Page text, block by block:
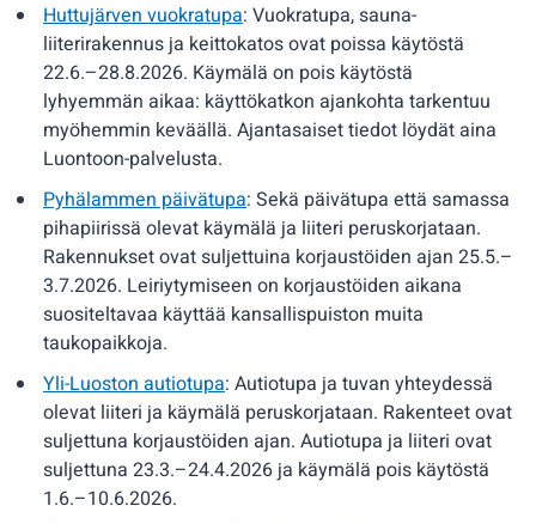
Huttujärven vuokratupa: Vuokratupa, sauna-
liiterirakennus ja keittokatos ovat poissa käytöstä
22.6.–28.8.2026. Käymälä on pois käytöstä
lyhyemmän aikaa: käyttökatkon ajankohta tarkentuu
myöhemmin keväällä. Ajantasaiset tiedot löydät aina
Luontoon-palvelusta.
Pyhälammen päivätupa: Sekä päivätupa että samassa
pihapiirissä olevat käymälä ja liiteri peruskorjataan.
Rakennukset ovat suljettuina korjaustöiden ajan 25.5.–
3.7.2026. Leiriytymiseen on korjaustöiden aikana
suositeltavaa käyttää kansallispuiston muita
taukopaikkoja.
Yli-Luoston autiotupa: Autiotupa ja tuvan yhteydessä
olevat liiteri ja käymälä peruskorjataan. Rakenteet ovat
suljettuna korjaustöiden ajan. Autiotupa ja liiteri ovat
suljettuna 23.3.–24.4.2026 ja käymälä pois käytöstä
1.6.–10.6.2026.